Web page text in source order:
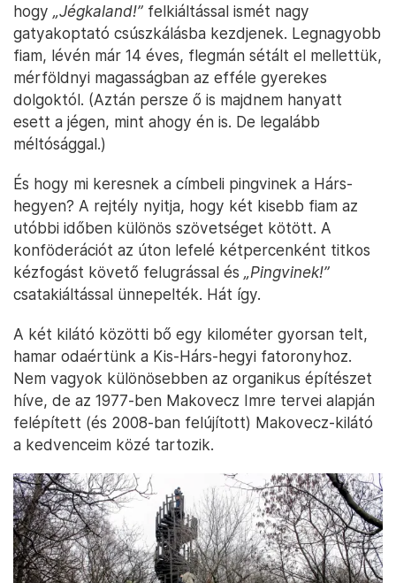
hogy „Jégkaland!” felkiáltással ismét nagy
gatyakoptató csúszkálásba kezdjenek. Legnagyobb
fiam, lévén már 14 éves, flegmán sétált el mellettük,
mérföldnyi magasságban az efféle gyerekes
dolgoktól. (Aztán persze ő is majdnem hanyatt
esett a jégen, mint ahogy én is. De legalább
méltósággal.)
És hogy mi keresnek a címbeli pingvinek a Hárs-
hegyen? A rejtély nyitja, hogy két kisebb fiam az
utóbbi időben különös szövetséget kötött. A
konföderációt az úton lefelé kétpercenként titkos
kézfogást követő felugrással és „Pingvinek!”
csatakiáltással ünnepelték. Hát így.
A két kilátó közötti bő egy kilométer gyorsan telt,
hamar odaértünk a Kis-Hárs-hegyi fatoronyhoz.
Nem vagyok különösebben az organikus építészet
híve, de az 1977-ben Makovecz Imre tervei alapján
felépített (és 2008-ban felújított) Makovecz-kilátó
a kedvenceim közé tartozik.